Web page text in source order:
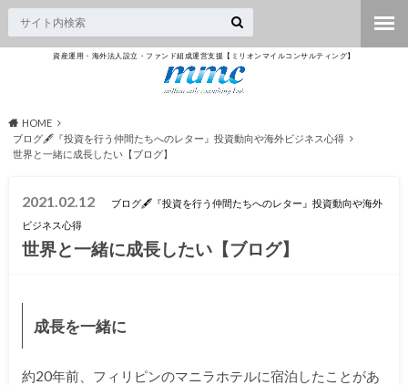
資産運用・海外法人設立・ファンド組成運営支援【ミリオンマイルコンサルティング】
HOME
ブログ🖋『投資を行う仲間たちへのレター』投資動向や海外ビジネス心得
世界と一緒に成長したい【ブログ】
2021.02.12
ブログ🖋『投資を行う仲間たちへのレター』投資動向や海外
ビジネス心得
世界と一緒に成長したい【ブログ】
成長を一緒に
約20年前、フィリピンのマニラホテルに宿泊したことがあ